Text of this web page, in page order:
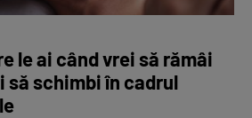
le ai când vrei să rămâi
să schimbi în cadrul